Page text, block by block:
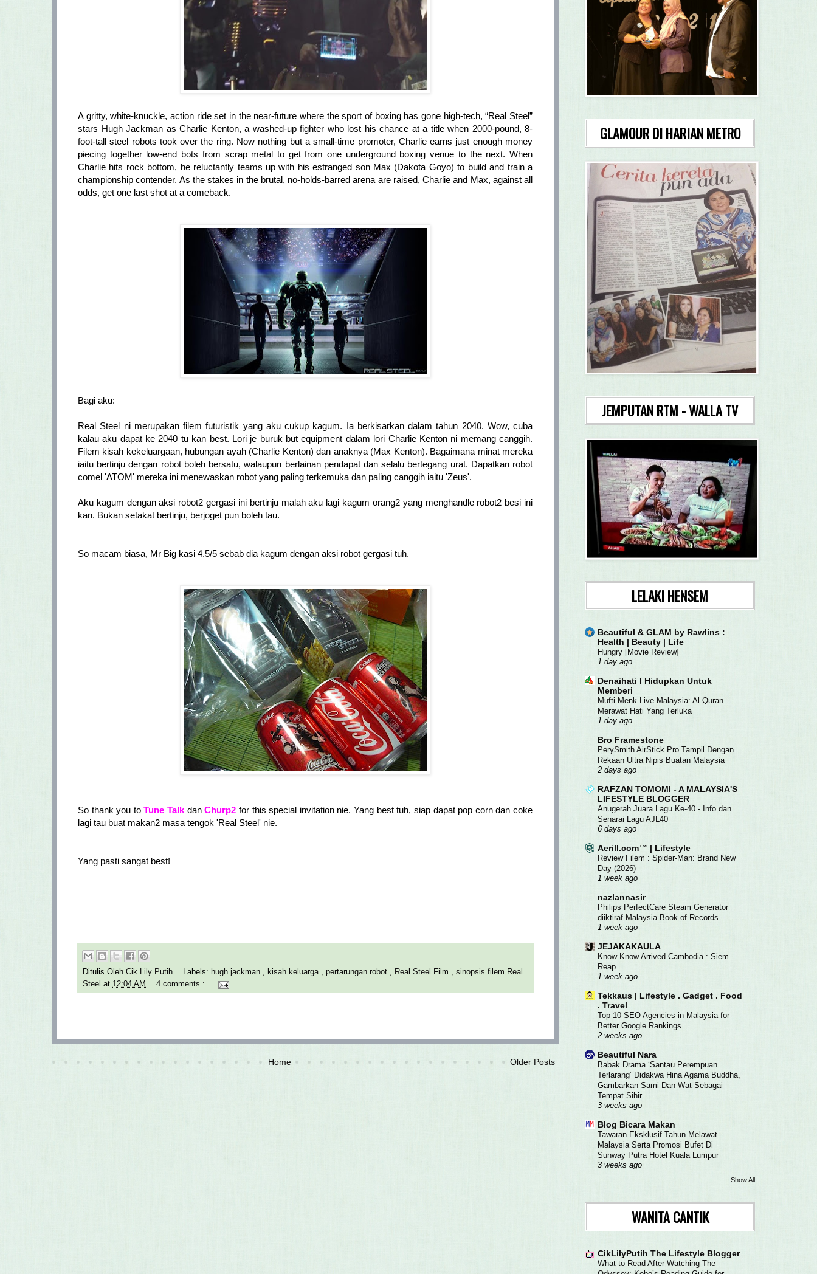
A gritty, white-knuckle, action ride set in the near-future where the sport of boxing has gone high-tech, “Real Steel”
stars Hugh Jackman as Charlie Kenton, a washed-up fighter who lost his chance at a title when 2000-pound, 8-
foot-tall steel robots took over the ring. Now nothing but a small-time promoter, Charlie earns just enough money
piecing together low-end bots from scrap metal to get from one underground boxing venue to the next. When
Charlie hits rock bottom, he reluctantly teams up with his estranged son Max (Dakota Goyo) to build and train a
championship contender. As the stakes in the brutal, no-holds-barred arena are raised, Charlie and Max, against all
odds, get one last shot at a comeback.
Bagi aku:
Real Steel ni merupakan filem futuristik yang aku cukup kagum. Ia berkisarkan dalam tahun 2040. Wow, cuba
kalau aku dapat ke 2040 tu kan best. Lori je buruk but equipment dalam lori Charlie Kenton ni memang canggih.
Filem kisah kekeluargaan, hubungan ayah (Charlie Kenton) dan anaknya (Max Kenton). Bagaimana minat mereka
iaitu bertinju dengan robot boleh bersatu, walaupun berlainan pendapat dan selalu bertegang urat. Dapatkan robot
comel 'ATOM' mereka ini menewaskan robot yang paling terkemuka dan paling canggih iaitu 'Zeus'.
Aku kagum dengan aksi robot2 gergasi ini bertinju malah aku lagi kagum orang2 yang menghandle robot2 besi ini
kan. Bukan setakat bertinju, berjoget pun boleh tau.
So macam biasa, Mr Big kasi 4.5/5 sebab dia kagum dengan aksi robot gergasi tuh.
So thank you toTune Talk danChurp2 for this special invitation nie. Yang best tuh, siap dapat pop corn dan coke
lagi tau buat makan2 masa tengok 'Real Steel' nie.
Yang pasti sangat best!
Ditulis Oleh Cik Lily Putih Labels: hugh jackman , kisah keluarga , pertarungan robot , Real Steel Film , sinopsis filem Real
Steel at 12:04 AM 4 comments :
Older Posts
Home
GLAMOUR DI HARIAN METRO
JEMPUTAN RTM - WALLA TV
LELAKI HENSEM
Beautiful & GLAM by Rawlins :
Health | Beauty | Life
Hungry [Movie Review]
1 day ago
Denaihati l Hidupkan Untuk
Memberi
Mufti Menk Live Malaysia: Al-Quran
Merawat Hati Yang Terluka
1 day ago
Bro Framestone
PerySmith AirStick Pro Tampil Dengan
Rekaan Ultra Nipis Buatan Malaysia
2 days ago
RAFZAN TOMOMI - A MALAYSIA'S
LIFESTYLE BLOGGER
Anugerah Juara Lagu Ke-40 - Info dan
Senarai Lagu AJL40
6 days ago
Aerill.com™ | Lifestyle
Review Filem : Spider-Man: Brand New
Day (2026)
1 week ago
nazlannasir
Philips PerfectCare Steam Generator
diiktiraf Malaysia Book of Records
1 week ago
JEJAKAKAULA
Know Know Arrived Cambodia : Siem
Reap
1 week ago
Tekkaus | Lifestyle . Gadget . Food
. Travel
Top 10 SEO Agencies in Malaysia for
Better Google Rankings
2 weeks ago
Beautiful Nara
Babak Drama ‘Santau Perempuan
Terlarang’ Didakwa Hina Agama Buddha,
Gambarkan Sami Dan Wat Sebagai
Tempat Sihir
3 weeks ago
Blog Bicara Makan
Tawaran Eksklusif Tahun Melawat
Malaysia Serta Promosi Bufet Di
Sunway Putra Hotel Kuala Lumpur
3 weeks ago
Show All
WANITA CANTIK
CikLilyPutih The Lifestyle Blogger
What to Read After Watching The